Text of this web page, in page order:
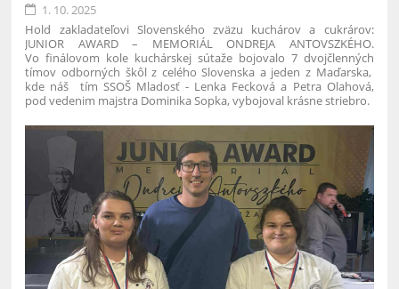
4
1. 10. 2025
Hold zakladateľovi Slovenského zväzu kuchárov a cukrárov:
JUNIOR AWARD – MEMORIÁL ONDREJA ANTOVSZKÉHO.
Vo finálovom kole kuchárskej sútaže bojovalo 7 dvojčlenných
tímov odborných škôl z celého Slovenska a jeden z Maďarska,
kde náš tím SSOŠ Mladosť - Lenka Fecková a Petra Olahová,
pod vedenim majstra Dominika Sopka, vybojoval krásne striebro.